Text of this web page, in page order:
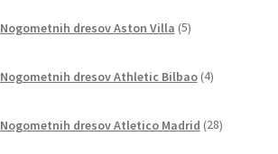
Nogometnih dresov Aston Villa 5izdelkov
Nogometnih dresov Athletic Bilbao 4izdelki
Nogometnih dresov Atletico Madrid 28izdelkov